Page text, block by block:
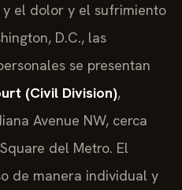
el dolor y el sufrimiento
D.C., las
se presentan
(Civil Division),
Avenue NW, cerca
del Metro. El
de manera individual y